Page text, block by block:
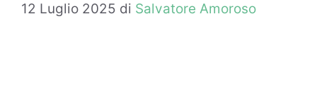
12 Luglio 2025 di Salvatore Amoroso